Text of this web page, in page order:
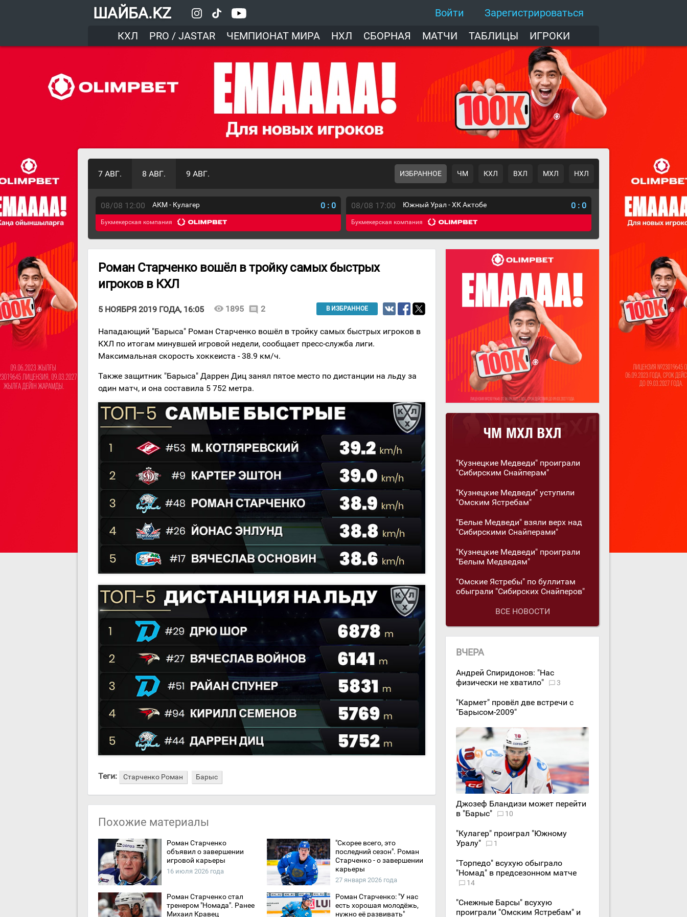
ШАЙБА.KZ Войти
Зарегистрироваться
КХЛ
PRO / JASTAR ЧЕМПИОНАТ МИРА НХЛ СБОРНАЯ МАТЧИ ТАБЛИЦЫ ИГРОКИ
7 АВГ. 8 АВГ. 9 АВГ. ИЗБРАННОЕ ЧМ КХЛ ВХЛ МХЛ НХЛ
08/08 12:00 АКМ - Кулагер 0 : 0
Букмекерская компания
08/08 17:00 Южный Урал - ХК Актобе 0 : 0
Букмекерская компания
Роман Старченко вошёл в тройку самых быстрых
игроков в КХЛ
5 НОЯБРЯ 2019 ГОДА, 16:05 visibility 1895 comment 2 В ИЗБРАННОЕ
Нападающий "Барыса" Роман Старченко вошёл в тройку самых быстрых игроков в
КХЛ по итогам минувшей игровой недели, сообщает пресс-служба лиги.
Максимальная скорость хоккеиста - 38.9 км/ч.
Также защитник "Барыса" Даррен Диц занял пятое место по дистанции на льду за
один матч, и она составила 5 752 метра.
Теги: Старченко Роман Барыс
Похожие материалы
Роман Старченко
объявил о завершении
игровой карьеры
16 июля 2026 года
"Скорее всего, это
последний сезон". Роман
Старченко - о завершении
карьеры
27 января 2026 года
Роман Старченко стал
тренером "Номада". Ранее
Михаил Кравец
Роман Старченко: "У нас
есть хорошая молодёжь,
нужно её развивать"
"Кузнецкие Медведи" проиграли
"Сибирским Снайперам"
"Кузнецкие Медведи" уступили
"Омским Ястребам"
"Белые Медведи" взяли верх над
"Сибирскими Снайперами"
"Кузнецкие Медведи" проиграли
"Белым Медведям"
"Омские Ястребы" по буллитам
обыграли "Сибирских Снайперов"
ВСЕ НОВОСТИ
ВЧЕРА
Андрей Спиридонов: "Нас
физически не хватило"
3
"Кармет" провёл две встречи с
"Барысом-2009"
Джозеф Бландизи может перейти
в "Барыс"
10
"Кулагер" проиграл "Южному
Уралу"
1
"Торпедо" всухую обыграло
"Номад" в предсезонном матче
14
"Снежные Барсы" всухую
проиграли "Омским Ястребам" и